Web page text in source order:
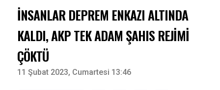
İNSANLAR DEPREM ENKAZI ALTINDA
KALDI, AKP TEK ADAM ŞAHIS REJİMİ
ÇÖKTÜ
11 Şubat 2023, Cumartesi 13:46